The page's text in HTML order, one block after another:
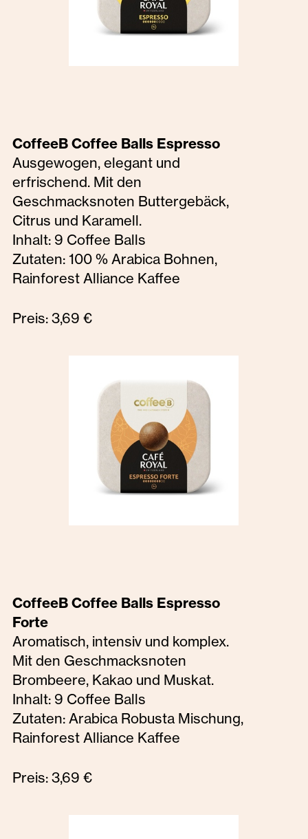
CoffeeB Coffee Balls Espresso
Ausgewogen, elegant und
erfrischend. Mit den
Geschmacksnoten Buttergebäck,
Citrus und Karamell.
Inhalt: 9 Coffee Balls
Zutaten: 100 % Arabica Bohnen,
Rainforest Alliance Kaffee
Preis: 3,69 €
CoffeeB Coffee Balls Espresso
Forte
Aromatisch, intensiv und komplex.
Mit den Geschmacksnoten
Brombeere, Kakao und Muskat.
Inhalt: 9 Coffee Balls
Zutaten: Arabica Robusta Mischung,
Rainforest Alliance Kaffee
Preis: 3,69 €